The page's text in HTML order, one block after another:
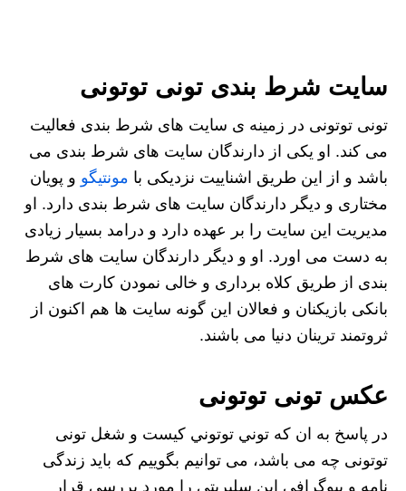
سایت شرط بندی تونی توتونی
تونی توتونی در زمینه ی سایت های شرط بندی فعالیت
می کند. او یکی از دارندگان سایت های شرط بندی می
باشد و از این طریق اشناییت نزدیکی با مونتیگو و پویان
مختاری و دیگر دارندگان سایت های شرط بندی دارد. او
مدیریت این سایت را بر عهده دارد و درامد بسیار زیادی
به دست می اورد. او و دیگر دارندگان سایت های شرط
بندی از طریق کلاه برداری و خالی نمودن کارت های
بانکی بازیکنان و فعالان این گونه سایت ها هم اکنون از
ثروتمند ترینان دنیا می باشند.
عکس تونی توتونی
در پاسخ به ان که توني توتوني كيست و شغل تونی
توتونی چه می باشد، می توانیم بگوییم که باید زندگی
نامه و بیوگرافی این سلبریتی را مورد بررسی قرار